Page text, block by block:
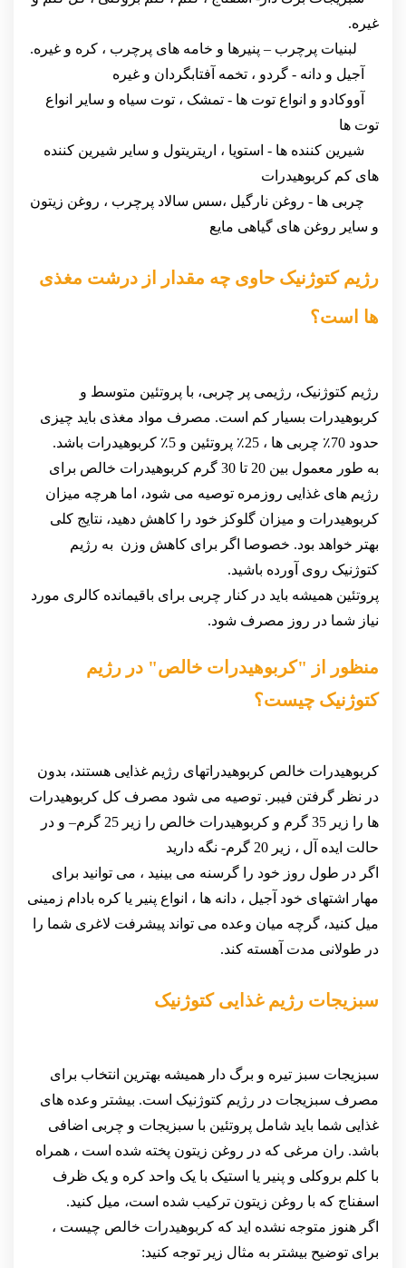
غیره.
لبنیات پرچرب – پنیرها و خامه های پرچرب ، کره و غیره.
آجیل و دانه - گردو ، تخمه آفتابگردان و غیره
آووکادو و انواع توت ها - تمشک ، توت سیاه و سایر انواع
توت ها
شیرین کننده ها - استویا ، اریتریتول و سایر شیرین کننده
های کم کربوهیدرات
چربی ها - روغن نارگیل ،سس سالاد پرچرب ، روغن زیتون
و سایر روغن های گیاهی مایع
رژیم کتوژنیک حاوی چه مقدار از درشت مغذی
ها است؟
رژیم کتوژنیک، رژیمی پر چربی، با پروتئین متوسط و
کربوهیدرات بسیار کم است. مصرف مواد مغذی باید چیزی
حدود 70٪ چربی ها ، 25٪ پروتئین و 5٪ کربوهیدرات باشد.
به طور معمول بین 20 تا 30 گرم کربوهیدرات خالص برای
رژیم های غذایی روزمره توصیه می شود، اما هرچه میزان
کربوهیدرات و میزان گلوکز خود را کاهش دهید، نتایج کلی
بهتر خواهد بود. خصوصا اگر برای کاهش وزن به رژیم
کتوژنیک روی آورده باشید.
پروتئین همیشه باید در کنار چربی برای باقیمانده کالری مورد
نیاز شما در روز مصرف شود.
منظور از "کربوهیدرات خالص" در رژیم
کتوژنیک چیست؟
کربوهیدرات خالص کربوهیدراتهای رژیم غذایی هستند، بدون
در نظر گرفتن فیبر. توصیه می شود مصرف کل کربوهیدرات
ها را زیر 35 گرم و کربوهیدرات خالص را زیر 25 گرم– و در
حالت ایده آل ، زیر 20 گرم- نگه دارید
اگر در طول روز خود را گرسنه می بینید ، می توانید برای
مهار اشتهای خود آجیل ، دانه ها ، انواع پنیر یا کره بادام زمینی
میل کنید، گرچه میان وعده می تواند پیشرفت لاغری شما را
در طولانی مدت آهسته کند.
سبزیجات رژیم غذایی کتوژنیک
سبزیجات سبز تیره و برگ دار همیشه بهترین انتخاب برای
مصرف سبزیجات در رژیم کتوژنیک است. بیشتر وعده های
غذایی شما باید شامل پروتئین با سبزیجات و چربی اضافی
باشد. ران مرغی که در روغن زیتون پخته شده است ، همراه
با کلم بروکلی و پنیر یا استیک با یک واحد کره و یک ظرف
اسفناج که با روغن زیتون ترکیب شده است، میل کنید.
اگر هنوز متوجه نشده اید که کربوهیدرات خالص چیست ،
برای توضیح بیشتر به مثال زیر توجه کنید: